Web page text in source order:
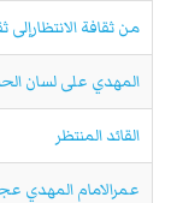
من ثقافة الانتظارإلى
المهدي على لسان
القائد المنتظر
عمرالامام المهدي